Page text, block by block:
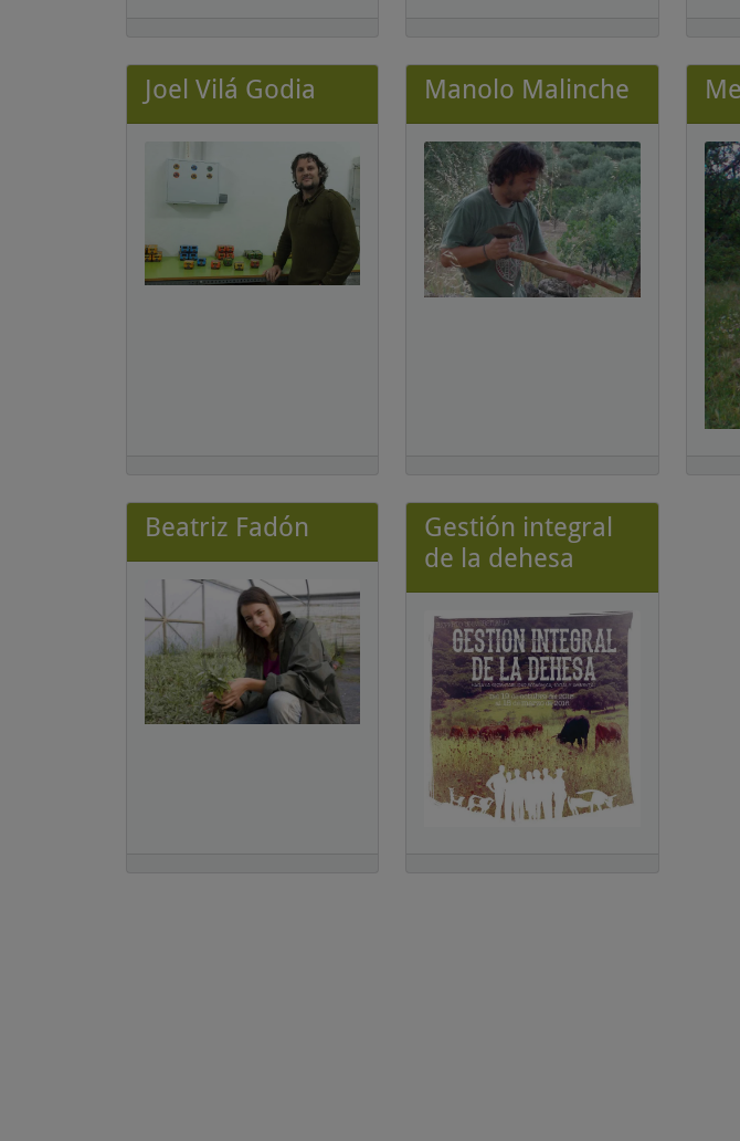
Joel Vilá Godia Manolo Malinche
Beatriz Fadón
Gestión integral
de la dehesa